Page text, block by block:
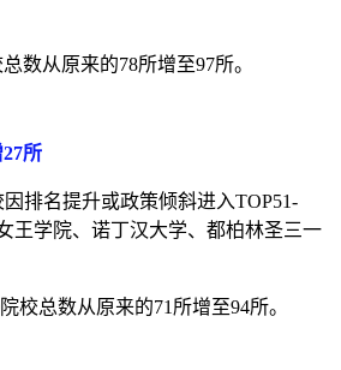
数从原来的78所增至97所。
所
排名提升或政策倾斜进入TOP51-
王学院、诺丁汉大学、都柏林圣三一
校总数从原来的71所增至94所。